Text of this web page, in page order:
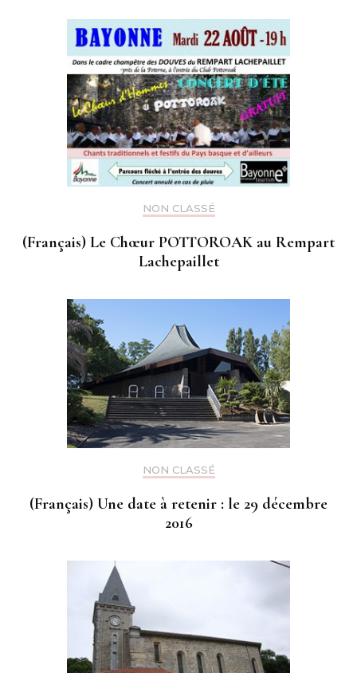
NON CLASSÉ
(Français) Le Chœur POTTOROAK au Rempart
Lachepaillet
NON CLASSÉ
(Français) Une date à retenir : le 29 décembre
2016